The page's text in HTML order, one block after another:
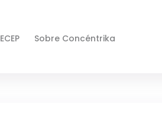
ECEP Sobre Concéntrika